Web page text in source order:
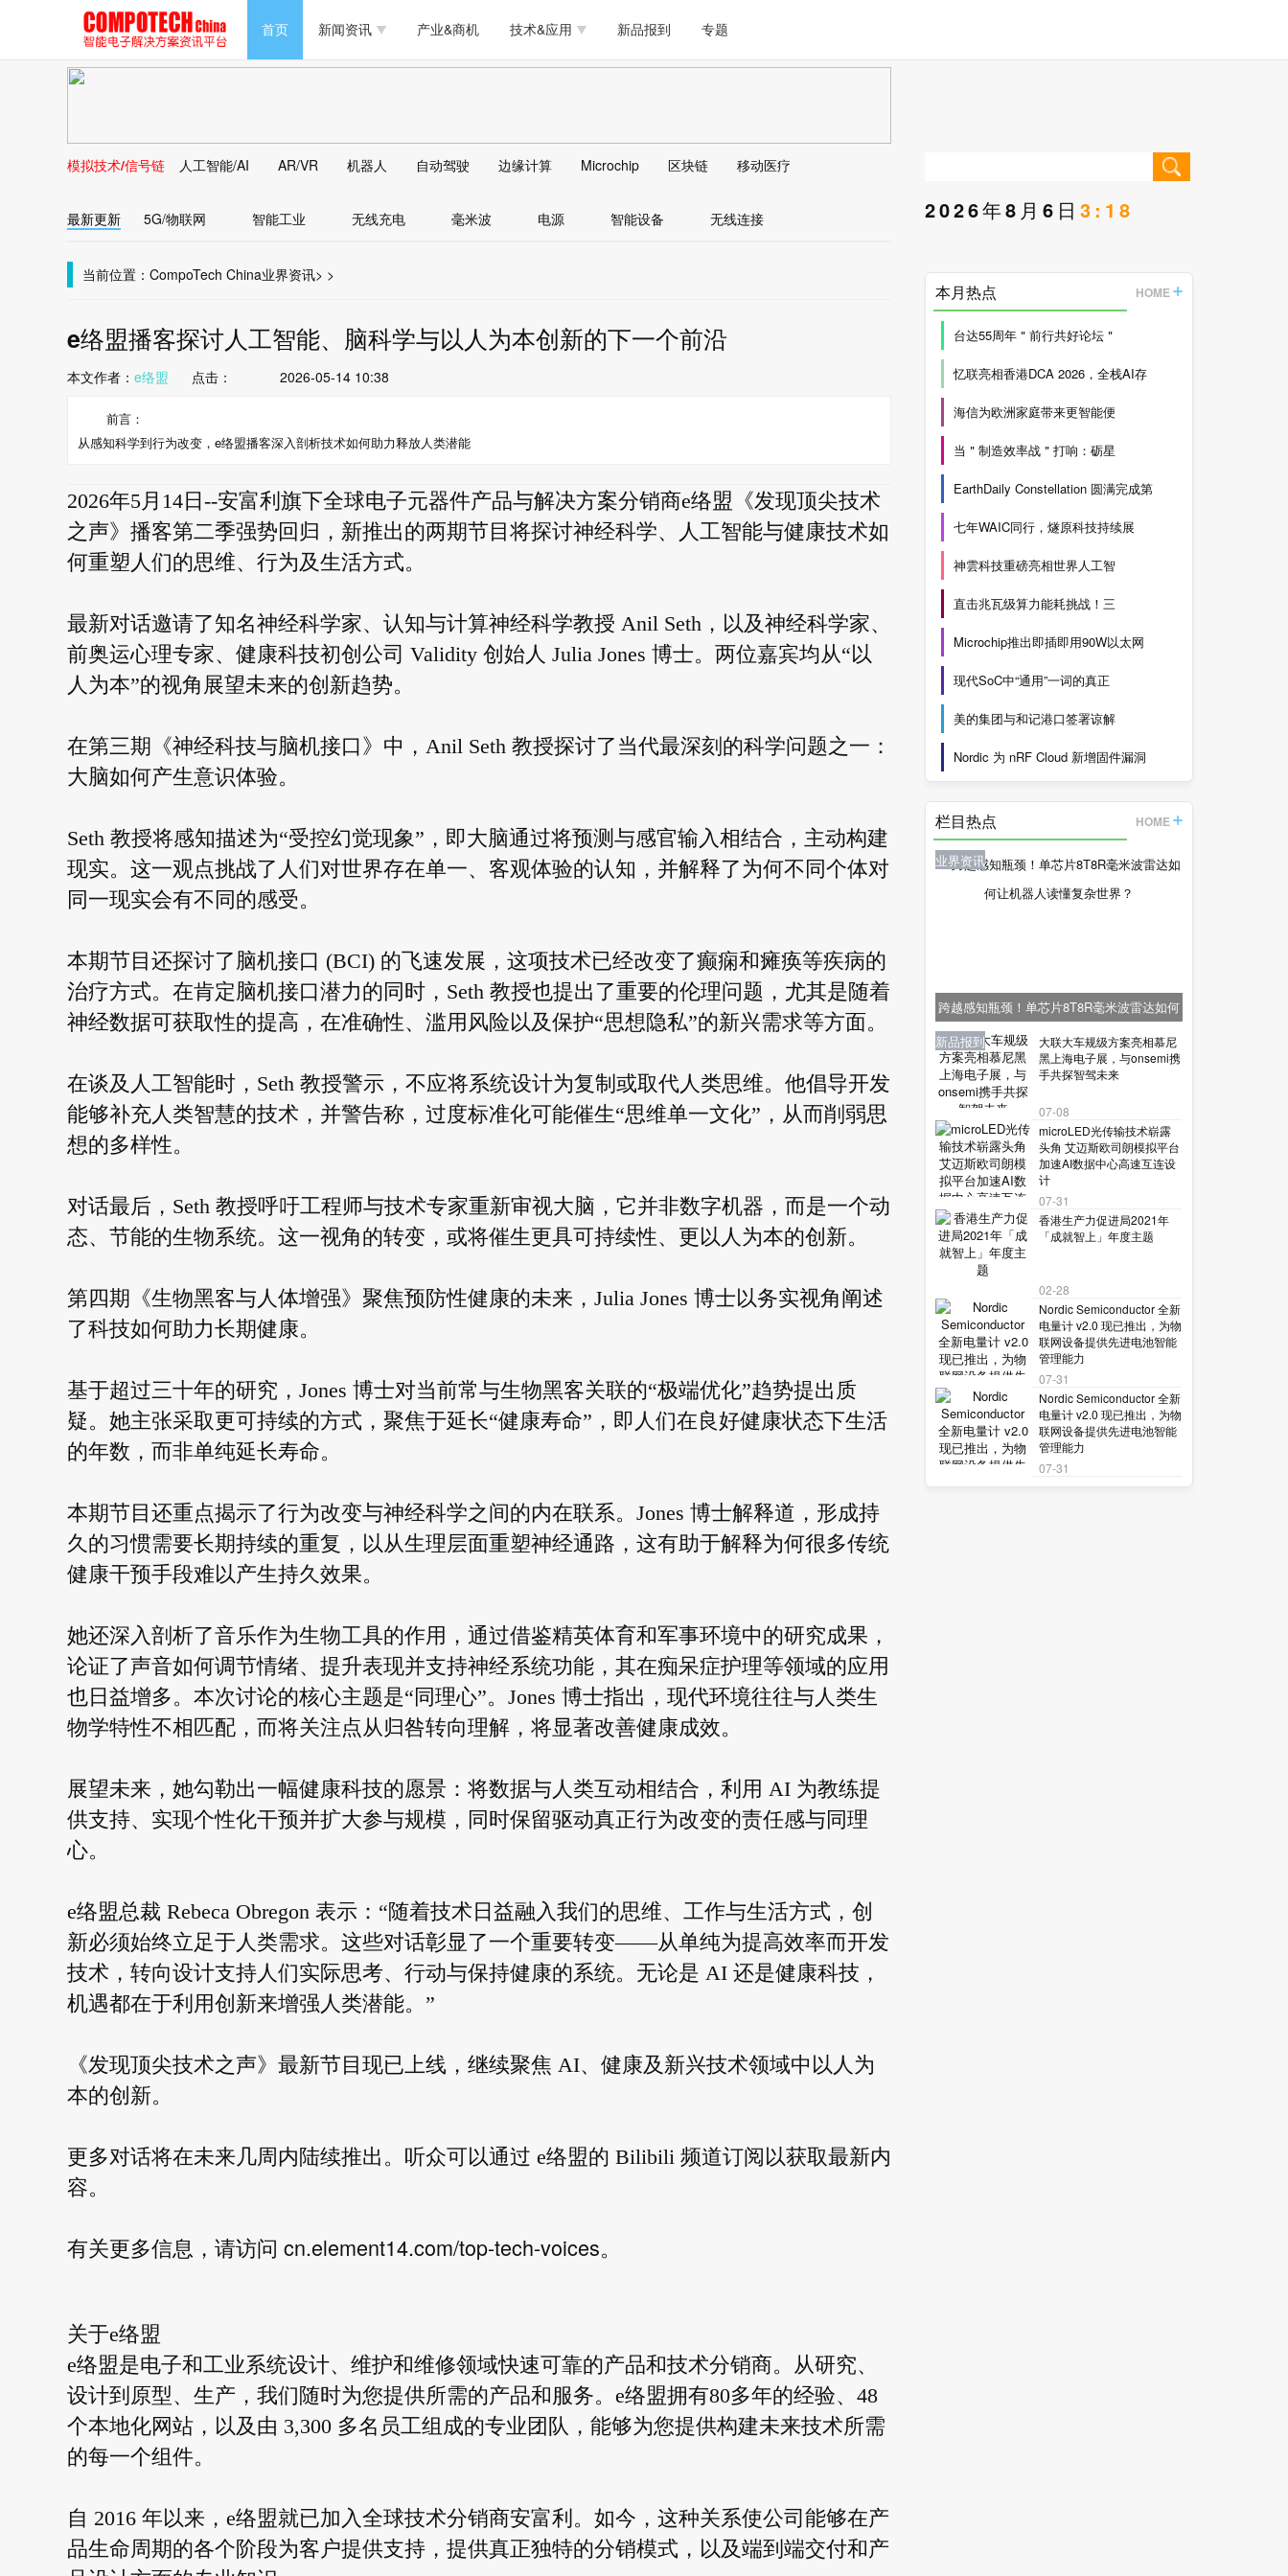
首页 新闻资讯
新能源 人工智能 安防监控
马达电机技术 物联网 模拟技术/信号链
大数据/云
产业&商机 技术&应用
安全 可穿戴
AI/人工智能
新品报到 专题
PC/周边 软件/工具 医疗电子
马达电机技术 物联网 模拟技术/信号链
大数据/云 边缘计算
存储 无线连接 LED
DLP AI/人工智能 传感器技术
AR/VR/图像/3D 电源技术/信号链 接口
模拟技术/信号链 人工智能/AI AR/VR 机器人 自动驾驶 边缘计算 Microchip 区块链 移动医疗
最新更新 5G/物联网 智能工业 无线充电 毫米波 电源 智能设备 无线连接
当前位置： CompoTech China >
业界资讯 >
e络盟播客探讨人工智能、脑科学与以人为本创新的下一个前沿
本文作者： e络盟 点击： 2026-05-14 10:38
前言：
从感知科学到行为改变，e络盟播客深入剖析技术如何助力释放人类潜能
2026年5月14日--安富利旗下全球电子元器件产品与解决方案分销商e络盟《发现顶尖技术
之声》播客第二季强势回归，新推出的两期节目将探讨神经科学、人工智能与健康技术如
何重塑人们的思维、行为及生活方式。
最新对话邀请了知名神经科学家、认知与计算神经科学教授 Anil Seth，以及神经科学家、
前奥运心理专家、健康科技初创公司 Validity 创始人 Julia Jones 博士。两位嘉宾均从“以
人为本”的视角展望未来的创新趋势。
在第三期《神经科技与脑机接口》中，Anil Seth 教授探讨了当代最深刻的科学问题之一：
大脑如何产生意识体验。
Seth 教授将感知描述为“受控幻觉现象”，即大脑通过将预测与感官输入相结合，主动构建
现实。这一观点挑战了人们对世界存在单一、客观体验的认知，并解释了为何不同个体对
同一现实会有不同的感受。
本期节目还探讨了脑机接口 (BCI) 的飞速发展，这项技术已经改变了癫痫和瘫痪等疾病的
治疗方式。在肯定脑机接口潜力的同时，Seth 教授也提出了重要的伦理问题，尤其是随着
神经数据可获取性的提高，在准确性、滥用风险以及保护“思想隐私”的新兴需求等方面。
在谈及人工智能时，Seth 教授警示，不应将系统设计为复制或取代人类思维。他倡导开发
能够补充人类智慧的技术，并警告称，过度标准化可能催生“思维单一文化”，从而削弱思
想的多样性。
对话最后，Seth 教授呼吁工程师与技术专家重新审视大脑，它并非数字机器，而是一个动
态、节能的生物系统。这一视角的转变，或将催生更具可持续性、更以人为本的创新。
第四期《生物黑客与人体增强》聚焦预防性健康的未来，Julia Jones 博士以务实视角阐述
了科技如何助力长期健康。
基于超过三十年的研究，Jones 博士对当前常与生物黑客关联的“极端优化”趋势提出质
疑。她主张采取更可持续的方式，聚焦于延长“健康寿命”，即人们在良好健康状态下生活
的年数，而非单纯延长寿命。
本期节目还重点揭示了行为改变与神经科学之间的内在联系。Jones 博士解释道，形成持
久的习惯需要长期持续的重复，以从生理层面重塑神经通路，这有助于解释为何很多传统
健康干预手段难以产生持久效果。
她还深入剖析了音乐作为生物工具的作用，通过借鉴精英体育和军事环境中的研究成果，
论证了声音如何调节情绪、提升表现并支持神经系统功能，其在痴呆症护理等领域的应用
也日益增多。本次讨论的核心主题是“同理心”。Jones 博士指出，现代环境往往与人类生
物学特性不相匹配，而将关注点从归咎转向理解，将显著改善健康成效。
展望未来，她勾勒出一幅健康科技的愿景：将数据与人类互动相结合，利用 AI 为教练提
供支持、实现个性化干预并扩大参与规模，同时保留驱动真正行为改变的责任感与同理
心。
e络盟总裁 Rebeca Obregon 表示：“随着技术日益融入我们的思维、工作与生活方式，创
新必须始终立足于人类需求。这些对话彰显了一个重要转变——从单纯为提高效率而开发
技术，转向设计支持人们实际思考、行动与保持健康的系统。无论是 AI 还是健康科技，
机遇都在于利用创新来增强人类潜能。”
《发现顶尖技术之声》最新节目现已上线，继续聚焦 AI、健康及新兴技术领域中以人为
本的创新。
更多对话将在未来几周内陆续推出。听众可以通过 e络盟的 Bilibili 频道订阅以获取最新内
容。
有关更多信息，请访问 cn.element14.com/top-tech-voices。
关于e络盟
e络盟是电子和工业系统设计、维护和维修领域快速可靠的产品和技术分销商。从研究、
设计到原型、生产，我们随时为您提供所需的产品和服务。e络盟拥有80多年的经验、48
个本地化网站，以及由 3,300 多名员工组成的专业团队，能够为您提供构建未来技术所需
的每一个组件。
自 2016 年以来，e络盟就已加入全球技术分销商安富利。如今，这种关系使公司能够在产
品生命周期的各个阶段为客户提供支持，提供真正独特的分销模式，以及端到端交付和产
2026年8月6日 3:18
本月热点 HOME
台达55周年＂前行共好论坛＂
忆联亮相香港DCA 2026，全栈AI存
海信为欧洲家庭带来更智能便
当＂制造效率战＂打响：砺星
EarthDaily Constellation 圆满完成第
七年WAIC同行，燧原科技持续展
神雲科技重磅亮相世界人工智
直击兆瓦级算力能耗挑战！三
Microchip推出即插即用90W以太网
现代SoC中“通用”一词的真正
美的集团与和记港口签署谅解
Nordic 为 nRF Cloud 新增固件漏洞
栏目热点 HOME
业界资讯
跨越感知瓶颈！单芯片8T8R毫米波雷达如何
让机器人读懂复杂世界？
业界资讯
大联大车规级方案亮相慕尼
黑上海电子展，与onsemi携
手共探智驾未来
07-08
业界资讯
microLED光传输技术崭露
头角 艾迈斯欧司朗模拟平台
加速AI数据中心高速互连设
计
07-31
业界资讯
香港生产力促进局2021年
「成就智上」年度主题
02-28
新品报到
Nordic Semiconductor 全新
电量计 v2.0 现已推出，为物
联网设备提供先进电池智能
管理能力
07-31
新品报到
Nordic Semiconductor 全新
电量计 v2.0 现已推出，为物
联网设备提供先进电池智能
管理能力
07-31